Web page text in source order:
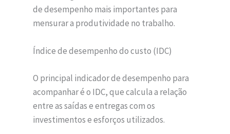
de desempenho mais importantes para
mensurar a produtividade no trabalho.
Índice de desempenho do custo (IDC)
O principal indicador de desempenho para
acompanhar é o IDC, que calcula a relação
entre as saídas e entregas com os
investimentos e esforços utilizados.